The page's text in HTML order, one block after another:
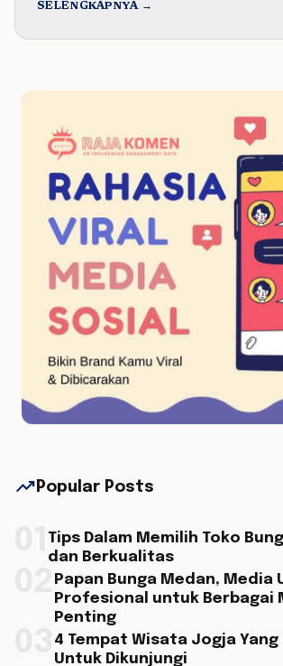
SELENGKAPNYA →
trending_up Popular Posts
Tips Dalam Memilih Toko
dan Berkualitas
Papan Bunga Medan, Media
Profesional untuk Berbagai
Penting
4 Tempat Wisata Jogja
Untuk Dikunjungi